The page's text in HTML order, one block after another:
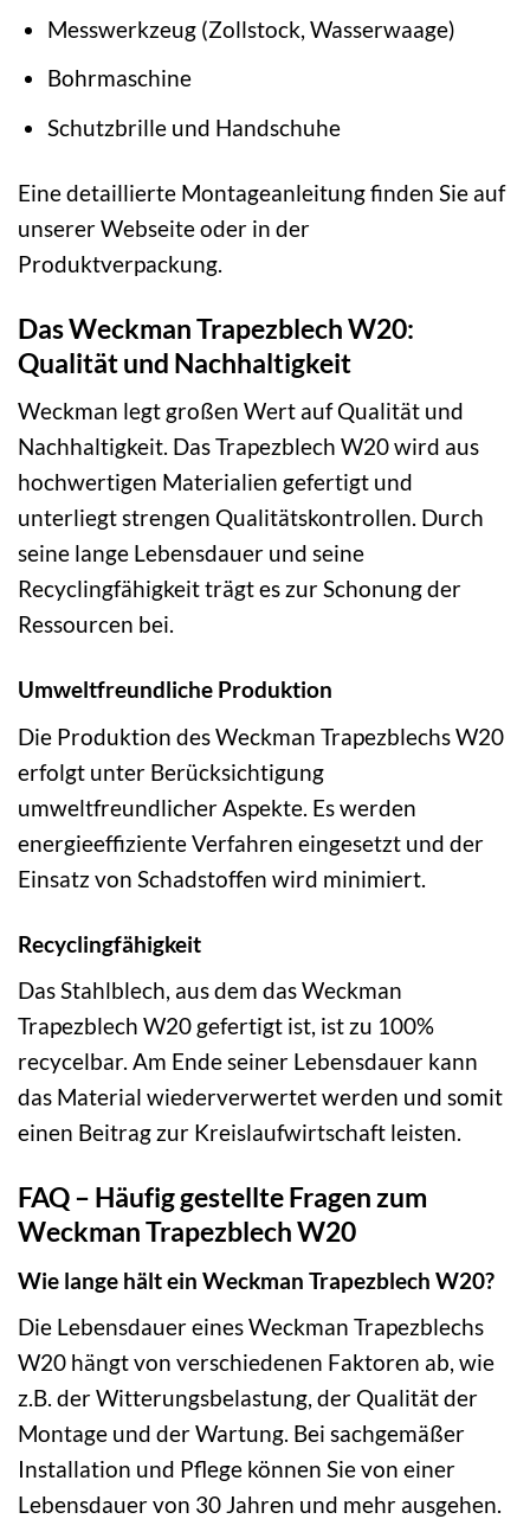
Messwerkzeug (Zollstock, Wasserwaage)
Bohrmaschine
Schutzbrille und Handschuhe
Eine detaillierte Montageanleitung finden Sie auf
unserer Webseite oder in der
Produktverpackung.
Das Weckman Trapezblech W20:
Qualität und Nachhaltigkeit
Weckman legt großen Wert auf Qualität und
Nachhaltigkeit. Das Trapezblech W20 wird aus
hochwertigen Materialien gefertigt und
unterliegt strengen Qualitätskontrollen. Durch
seine lange Lebensdauer und seine
Recyclingfähigkeit trägt es zur Schonung der
Ressourcen bei.
Umweltfreundliche Produktion
Die Produktion des Weckman Trapezblechs W20
erfolgt unter Berücksichtigung
umweltfreundlicher Aspekte. Es werden
energieeffiziente Verfahren eingesetzt und der
Einsatz von Schadstoffen wird minimiert.
Recyclingfähigkeit
Das Stahlblech, aus dem das Weckman
Trapezblech W20 gefertigt ist, ist zu 100%
recycelbar. Am Ende seiner Lebensdauer kann
das Material wiederverwertet werden und somit
einen Beitrag zur Kreislaufwirtschaft leisten.
FAQ – Häufig gestellte Fragen zum
Weckman Trapezblech W20
Wie lange hält ein Weckman Trapezblech W20?
Die Lebensdauer eines Weckman Trapezblechs
W20 hängt von verschiedenen Faktoren ab, wie
z.B. der Witterungsbelastung, der Qualität der
Montage und der Wartung. Bei sachgemäßer
Installation und Pflege können Sie von einer
Lebensdauer von 30 Jahren und mehr ausgehen.